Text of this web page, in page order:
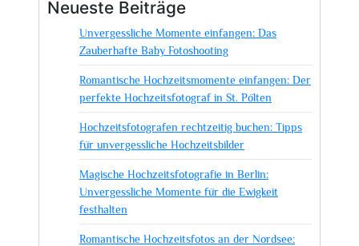
Neueste Beiträge
Unvergessliche Momente einfangen: Das
Zauberhafte Baby Fotoshooting
Romantische Hochzeitsmomente einfangen: Der
perfekte Hochzeitsfotograf in St. Pölten
Hochzeitsfotografen rechtzeitig buchen: Tipps
für unvergessliche Hochzeitsbilder
Magische Hochzeitsfotografie in Berlin:
Unvergessliche Momente für die Ewigkeit
festhalten
Romantische Hochzeitsfotos an der Nordsee: